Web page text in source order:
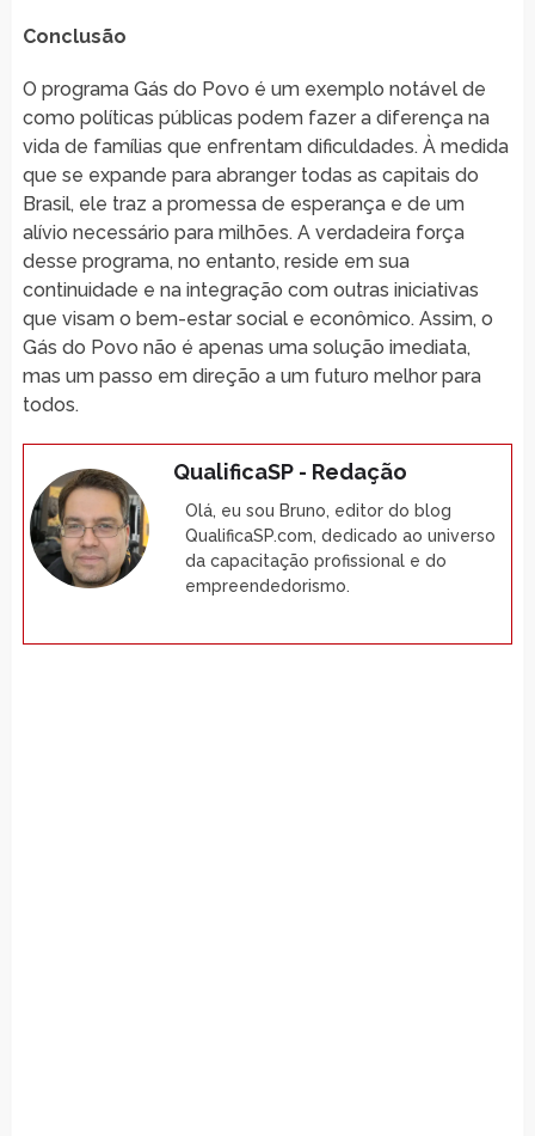
Conclusão
O programa Gás do Povo é um exemplo notável de
como políticas públicas podem fazer a diferença na
vida de famílias que enfrentam dificuldades. À medida
que se expande para abranger todas as capitais do
Brasil, ele traz a promessa de esperança e de um
alívio necessário para milhões. A verdadeira força
desse programa, no entanto, reside em sua
continuidade e na integração com outras iniciativas
que visam o bem-estar social e econômico. Assim, o
Gás do Povo não é apenas uma solução imediata,
mas um passo em direção a um futuro melhor para
todos.
QualificaSP - Redação
Olá, eu sou Bruno, editor do blog
QualificaSP.com, dedicado ao universo
da capacitação profissional e do
empreendedorismo.